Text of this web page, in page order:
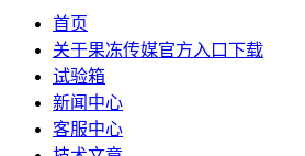
首页
关于果冻传媒官方入口下载
试验箱
新闻中心
客服中心